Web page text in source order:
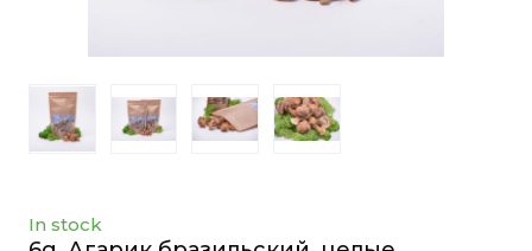
In stock